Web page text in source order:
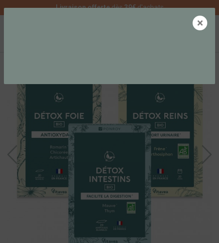
Livraison offertedès39€d'achats
×